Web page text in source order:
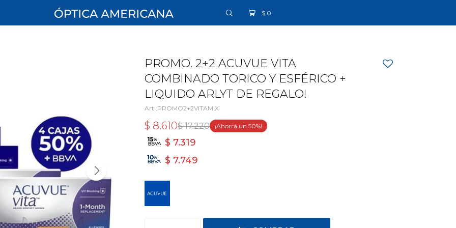
$ 0
PROMO. 2+2 ACUVUE VITA
COMBINADO TORICO Y ESFÉRICO +
LIQUIDO ARLYT DE REGALO!
PROMO2+2VITAMIX
$ 8.610$ 17.220 50
$ 7.319
$ 7.749